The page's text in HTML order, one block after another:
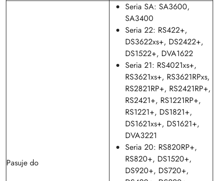
Pasuje do
Seria SA: SA3600,
SA3400
Seria 22: RS422+,
DS3622xs+, DS2422+,
DS1522+, DVA1622
Seria 21: RS4021xs+,
RS3621xs+, RS3621RPxs,
RS2821RP+, RS2421RP+,
RS2421+, RS1221RP+,
RS1221+, DS1821+,
DS1621xs+, DS1621+,
DVA3221
Seria 20: RS820RP+,
RS820+, DS1520+,
DS920+, DS720+,